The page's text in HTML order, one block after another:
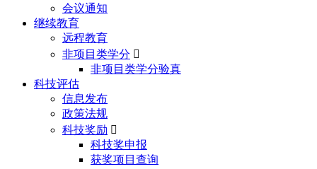
会议通知
继续教育
远程教育
非项目类学分 
非项目类学分验真
科技评估
信息发布
政策法规
科技奖励 
科技奖申报
获奖项目查询